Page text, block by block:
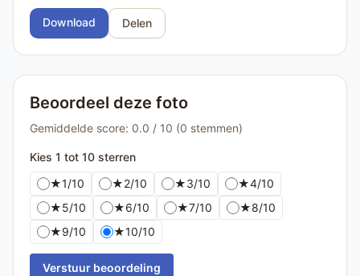
Download Delen
Beoordeel deze foto
Gemiddelde score: 0.0 / 10 (0 stemmen)
Kies 1 tot 10 sterren
★1/10 ★2/10 ★3/10 ★4/10
★5/10 ★6/10 ★7/10 ★8/10
★9/10 ★10/10
Verstuur beoordeling